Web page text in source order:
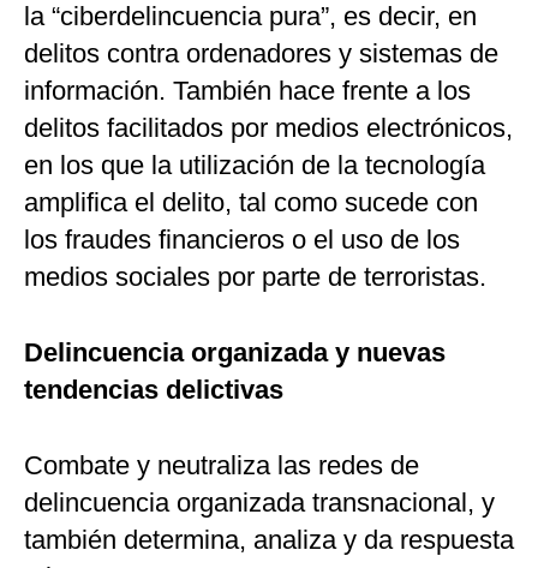
la “ciberdelincuencia pura”, es decir, en
delitos contra ordenadores y sistemas de
información. También hace frente a los
delitos facilitados por medios electrónicos,
en los que la utilización de la tecnología
amplifica el delito, tal como sucede con
los fraudes financieros o el uso de los
medios sociales por parte de terroristas.
Delincuencia organizada y nuevas
tendencias delictivas
Combate y neutraliza las redes de
delincuencia organizada transnacional, y
también determina, analiza y da respuesta